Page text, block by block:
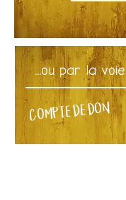
...ou par la
COMPTE DE DON